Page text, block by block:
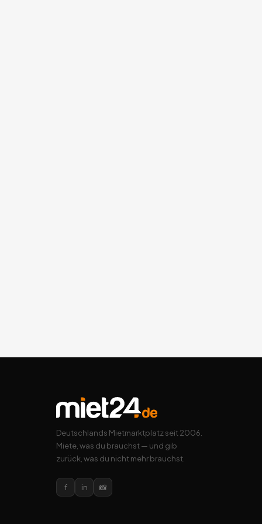
Deutschlands Mietmarktplatz seit 2006.
Miete, was du brauchst — und gib
zurück, was du nicht mehr brauchst.
f in 📸